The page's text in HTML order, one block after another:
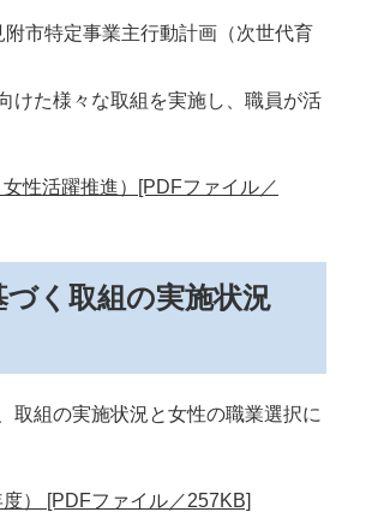
市特定事業主行動計画（次世代育
けた様々な取組を実施し、職員が活
性活躍推進）[PDFファイル／
く取組の実施状況
取組の実施状況と女性の職業選択に
） [PDFファイル／257KB]